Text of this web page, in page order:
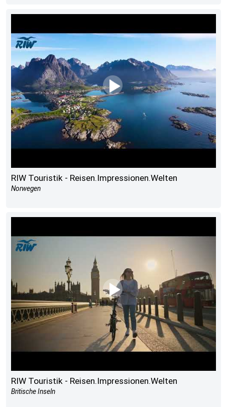
RIW Touristik - Reisen.Impressionen.Welten
Norwegen
RIW Touristik - Reisen.Impressionen.Welten
Britische Inseln